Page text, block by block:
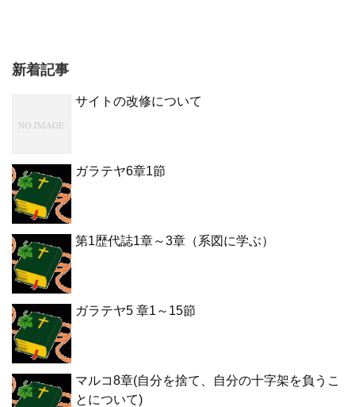
新着記事
サイトの改修について
ガラテヤ6章1節
第1歴代誌1章～3章（系図に学ぶ）
ガラテヤ5 章1～15節
マルコ8章(自分を捨て、自分の十字架を負うこ
とについて)